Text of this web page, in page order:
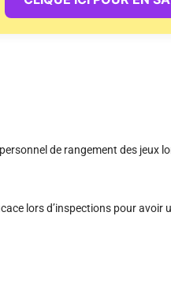
de rangement des jeux
lors d’inspections pour avoir